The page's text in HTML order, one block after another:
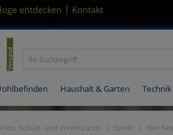
entdecken | Kontakt
Haushalt & Garten
Schule- und Vereinssport Spiele Hier